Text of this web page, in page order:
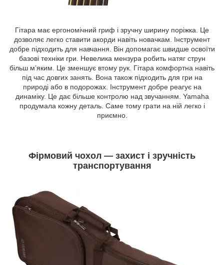
Гітара має ергономічний гриф і зручну ширину поріжка. Це
дозволяє легко ставити акорди навіть новачкам. Інструмент
добре підходить для навчання. Він допомагає швидше освоїти
базові техніки гри. Невелика мензура робить натяг струн
більш м’яким. Це зменшує втому рук. Гітара комфортна навіть
під час довгих занять. Вона також підходить для гри на
природі або в подорожах. Інструмент добре реагує на
динаміку. Це дає більше контролю над звучанням. Yamaha
продумала кожну деталь. Саме тому грати на ній легко і
приємно.
Фірмовий чохол — захист і зручність
транспортування